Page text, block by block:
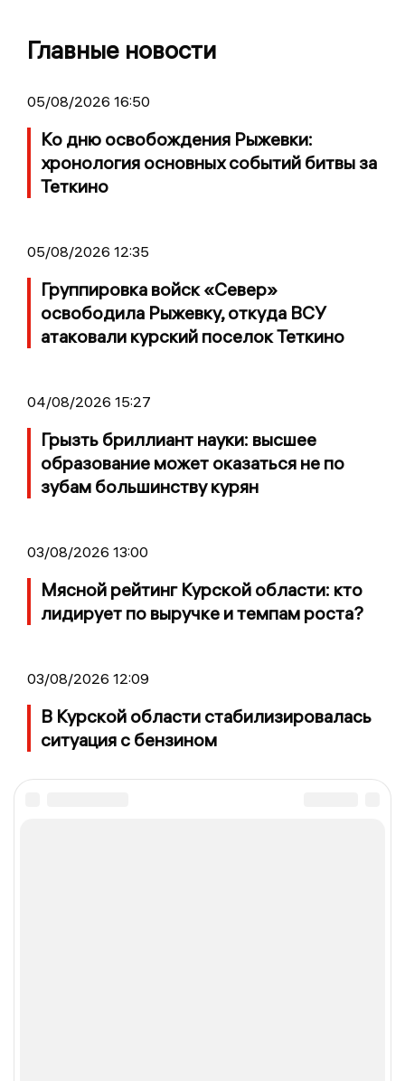
Главные новости
05/08/2026 16:50
Ко дню освобождения Рыжевки:
хронология основных событий битвы за
Теткино
05/08/2026 12:35
Группировка войск «Север»
освободила Рыжевку, откуда ВСУ
атаковали курский поселок Теткино
04/08/2026 15:27
Грызть бриллиант науки: высшее
образование может оказаться не по
зубам большинству курян
03/08/2026 13:00
Мясной рейтинг Курской области: кто
лидирует по выручке и темпам роста?
03/08/2026 12:09
В Курской области стабилизировалась
ситуация с бензином